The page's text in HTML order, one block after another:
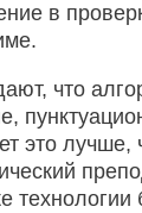
в
что
это лучше,
технологии